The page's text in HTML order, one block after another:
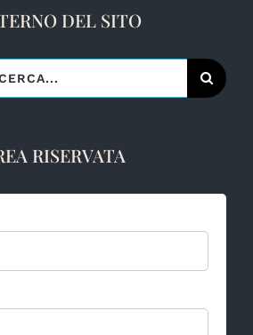
DEL SITO
RISERVATA